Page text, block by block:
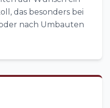
das besonders bei
nach Umbauten